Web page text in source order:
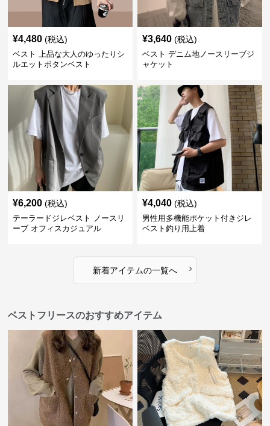
¥4,480 (税込)
ベスト 上品な大人のゆったりシ
ルエットボタンベスト
¥3,640 (税込)
ベスト デニム地ノースリーブジ
ャケット
¥6,200 (税込)
テーラードジレベスト ノースリ
ーブ オフィスカジュアル
¥4,040 (税込)
男性用多機能ポケット付きジレ
ベスト釣り用上着
新着アイテムの一覧へ ›
ベストフリースのおすすめアイテム